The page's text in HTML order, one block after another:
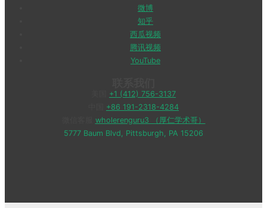
微博
知乎
西瓜视频
腾讯视频
YouTube
+1 (412) 756-3137
+86 191-2318-4284
wholerenguru3 （厚仁学术哥）
5777 Baum Blvd, Pittsburgh, PA 15206